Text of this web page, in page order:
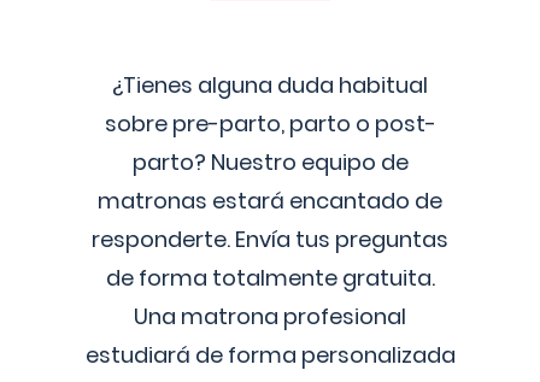
¿Tienes alguna duda habitual
sobre pre-parto, parto o post-
parto? Nuestro equipo de
matronas estará encantado de
responderte. Envía tus preguntas
de forma totalmente gratuita.
Una matrona profesional
estudiará de forma personalizada